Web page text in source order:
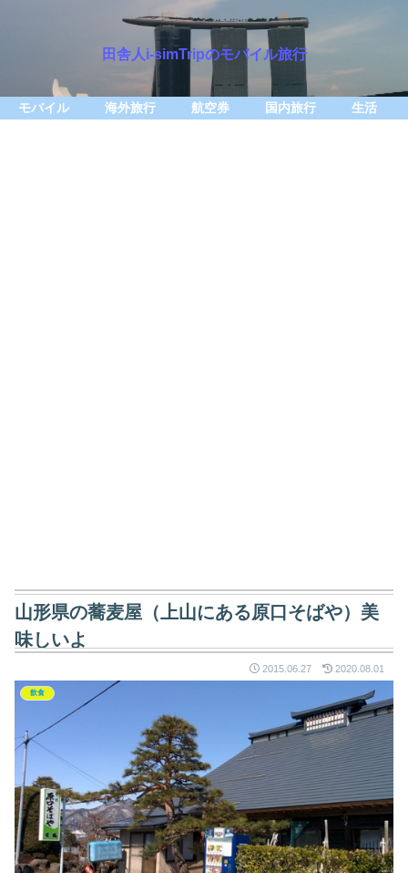
田舎人i-simTripのモバイル旅行
モバイル 海外旅行 航空券 国内旅行 生活
山形県の蕎麦屋（上山にある原口そばや）美
味しいよ
2015.06.27 2020.08.01
飲食